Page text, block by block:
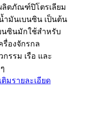
ลิตภัณฑ์ปิโตรเลียม
ำมันเบนซิน เป็นต้น
นซินมักใช้สำหรับ
รื่องจักรกล
กรรม เรือ และ
ติมรายละเอียด